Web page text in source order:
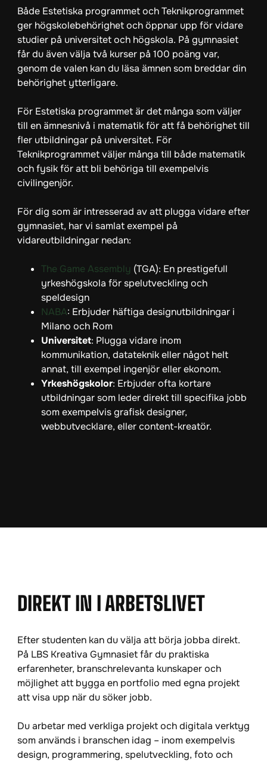
Både Estetiska programmet och Teknikprogrammet
ger högskolebehörighet och öppnar upp för vidare
studier på universitet och högskola. På gymnasiet
får du även välja två kurser på 100 poäng var,
genom de valen kan du läsa ämnen som breddar din
behörighet ytterligare.
För Estetiska programmet är det många som väljer
till en ämnesnivå i matematik för att få behörighet till
fler utbildningar på universitet. För
Teknikprogrammet väljer många till både matematik
och fysik för att bli behöriga till exempelvis
civilingenjör.
För dig som är intresserad av att plugga vidare efter
gymnasiet, har vi samlat exempel på
vidareutbildningar nedan:
The Game Assembly (TGA): En prestigefull
yrkeshögskola för spelutveckling och
speldesign
NABA: Erbjuder häftiga designutbildningar i
Milano och Rom
Universitet: Plugga vidare inom
kommunikation, datateknik eller något helt
annat, till exempel ingenjör eller ekonom.
Yrkeshögskolor: Erbjuder ofta kortare
utbildningar som leder direkt till specifika jobb
som exempelvis grafisk designer,
webbutvecklare, eller content-kreatör.
DIREKT IN I ARBETSLIVET
Efter studenten kan du välja att börja jobba direkt.
På LBS Kreativa Gymnasiet får du praktiska
erfarenheter, branschrelevanta kunskaper och
möjlighet att bygga en portfolio med egna projekt
att visa upp när du söker jobb.
Du arbetar med verkliga projekt och digitala verktyg
som används i branschen idag – inom exempelvis
design, programmering, spelutveckling, foto och